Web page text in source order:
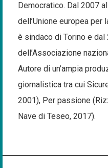
Democratico. Dal 2007
dell’Unione europea per
è sindaco di Torino e
dell’Associazione
Autore di un’ampia
giornalistica tra cui
2001), Per passione
Nave di Teseo, 2017).